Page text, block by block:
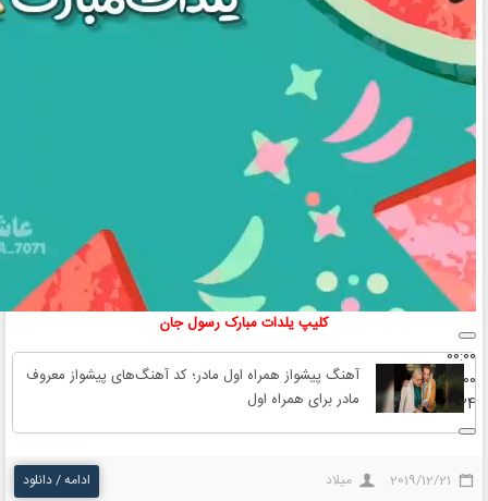
00:00
00:00
00:24
کلیپ‌ یلدات مبارک رسول جان
آهنگ پیشواز همراه اول مادر؛ کد آهنگ‌های پیشواز معروف
مادر برای همراه اول
2019/12/21 میلاد ادامه / دانلود